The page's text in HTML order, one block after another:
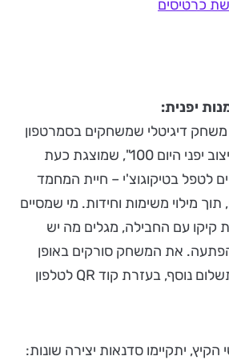
כרטיסים
יפנית:
משחק דיגיטלי שמשחקים בסמרטפון
ברחבי התערוכה "עיצוב יפני היום 100", שמוצגת כעת
לטפל בטיקוגוצ'י – חיית המחמד
תוך מילוי משימות וחידות. מי שמסיים
עם החבילה, מגלים מה יש
את המשחק סורקים באופן
הפשוט ביותר, ללא תשלום נוסף, בעזרת קוד QR לטלפון
יתקיימו סדנאות יצירה שונות: